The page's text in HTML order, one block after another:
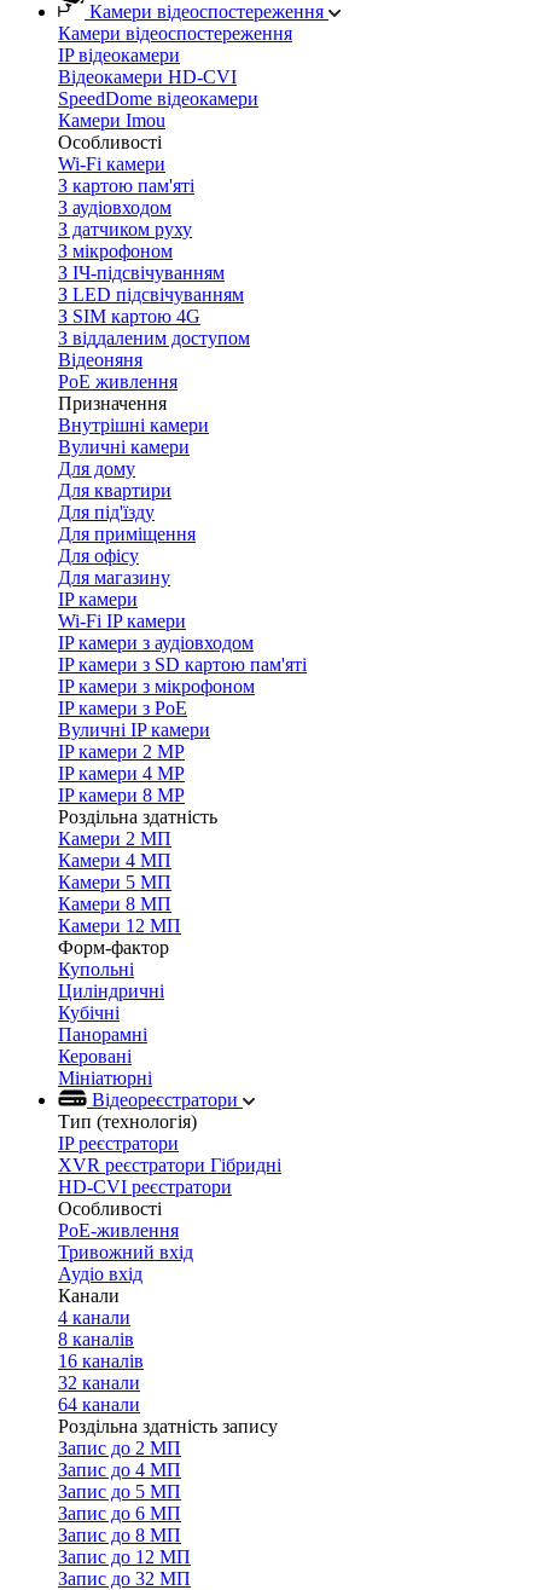
Камери відеоспостереження
Камери відеоспостереження
IP відеокамери
Відеокамери HD-CVI
SpeedDome відеокамери
Камери Imou
Особливості
Wi-Fi камери
З картою пам'яті
З аудіовходом
З датчиком руху
З мікрофоном
З ІЧ-підсвічуванням
З LED підсвічуванням
З SIM картою 4G
З віддаленим доступом
Відеоняня
PoE живлення
Призначення
Внутрішні камери
Вуличні камери
Для дому
Для квартири
Для під'їзду
Для приміщення
Для офісу
Для магазину
IP камери
Wi-Fi IP камери
IP камери з аудіовходом
IP камери з SD картою пам'яті
IP камери з мікрофоном
IP камери з PoE
Вуличні IP камери
IP камери 2 MP
IP камери 4 MP
IP камери 8 MP
Роздільна здатність
Камери 2 МП
Камери 4 МП
Камери 5 МП
Камери 8 МП
Камери 12 МП
Форм-фактор
Купольні
Циліндричні
Кубічні
Панорамні
Керовані
Мініатюрні
Відеореєстратори
Тип (технологія)
IP реєстратори
XVR реєстратори Гібридні
HD-CVI реєстратори
Особливості
PoE-живлення
Тривожний вхід
Аудіо вхід
Канали
4 канали
8 каналів
16 каналів
32 канали
64 канали
Роздільна здатність запису
Запис до 2 МП
Запис до 4 МП
Запис до 5 МП
Запис до 6 МП
Запис до 8 МП
Запис до 12 МП
Запис до 32 МП